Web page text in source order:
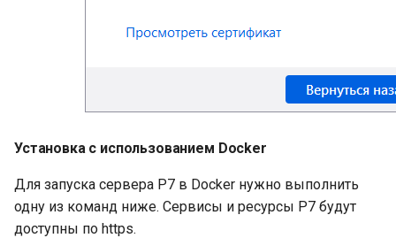
Установка с использованием Docker
Для запуска сервера Р7 в Docker нужно выполнить
одну из команд ниже. Сервисы и ресурсы Р7 будут
доступны по https.